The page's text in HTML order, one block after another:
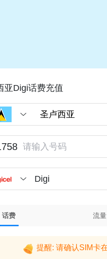
亚Digi话费充值
Digi
话费 流量
提醒: 请确认SIM卡